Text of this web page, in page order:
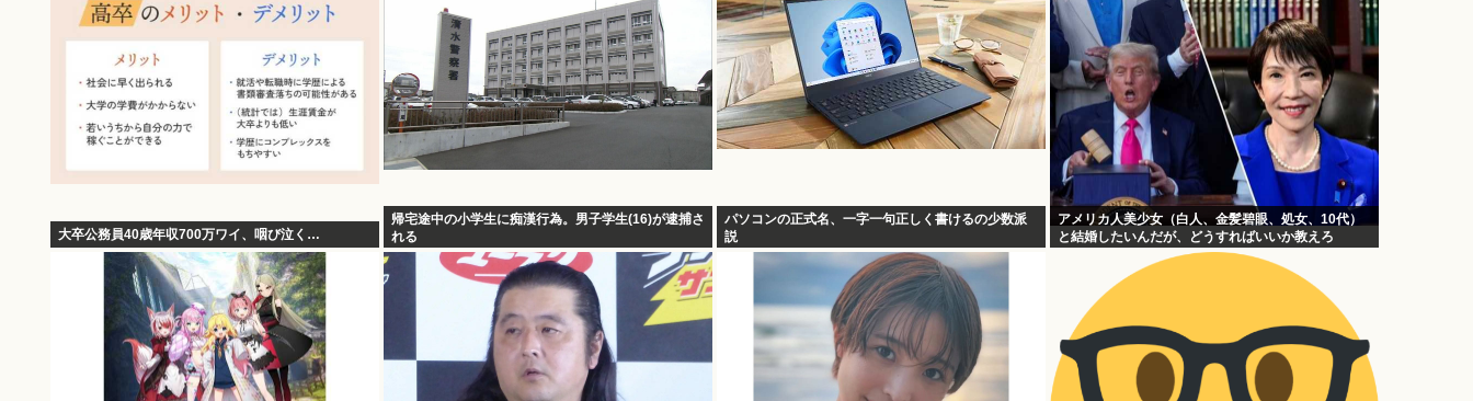
大卒公務員40歳年収700万ワイ、咽び泣く…
帰宅途中の小学生に痴漢行為。男子学生(16)が逮捕さ
れる
パソコンの正式名、一字一句正しく書けるの少数派
説
アメリカ人美少女（白人、金髪碧眼、処女、10代）
と結婚したいんだが、どうすればいいか教えろ